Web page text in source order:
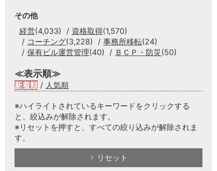
その他
経営(4,033) 資格取得(1,570)
コーチング(3,228) 事務所移転(24)
保有ビル運営管理(40) ＢＣＰ・防災 (50)
≪表示順≫
新着順 / 人気順
※ハイライトされているキーワードをクリックする
と、絞込みが解除されます。
※リセットを押すと、すべての絞り込みが解除されま
す。
リセット